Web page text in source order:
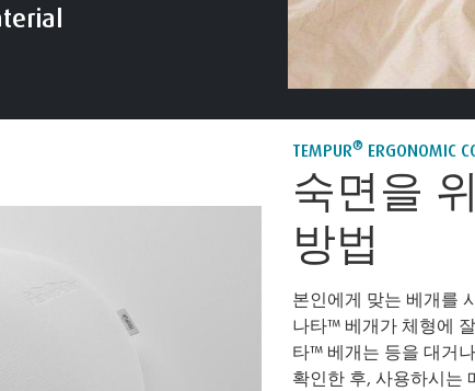
TEMPUR® ERGONOMIC
숙면을
방법
본인에게 맞는 베개를
나타™ 베개가 체형에
타™ 베개는 등을 대거
확인한 후, 사용하시는